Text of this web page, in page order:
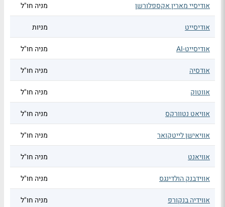
אודיסיי מארין אקספלורשן מניה חו"ל
אודיסייט מניות
אודיסייט-AI מניה חו"ל
אודסיה מניה חו"ל
אווטוק מניה חו"ל
אוויאט נטוורקס מניה חו"ל
אוויאישן לייטקואר מניה חו"ל
אוויאנט מניה חו"ל
אווידבנק הולדינגס מניה חו"ל
אווידיה בנקורפ מניה חו"ל